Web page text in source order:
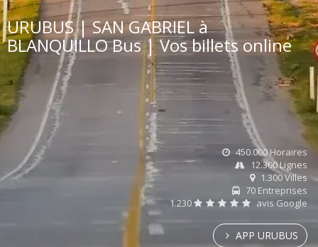
URUBUS | SAN GABRIEL à
BLANQUILLO Bus | Vos billets online
450.000 Horaires
12.300 Lignes
1.300 Villes
70 Entreprises
1.230
avis Google
APP URUBUS